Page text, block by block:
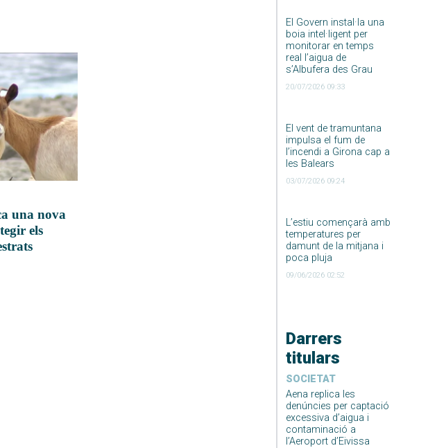
El Govern instal·la una
boia intel·ligent per
monitorar en temps
real l’aigua de
s’Albufera des Grau
20/07/2026 09:33
El vent de tramuntana
impulsa el fum de
l’incendi a Girona cap a
les Balears
03/07/2026 09:24
L’estiu començarà amb
temperatures per
damunt de la mitjana i
poca pluja
09/06/2026 02:52
Darrers
titulars
SOCIETAT
Aena replica les
denúncies per captació
excessiva d’aigua i
contaminació a
l’Aeroport d’Eivissa
una nova
els